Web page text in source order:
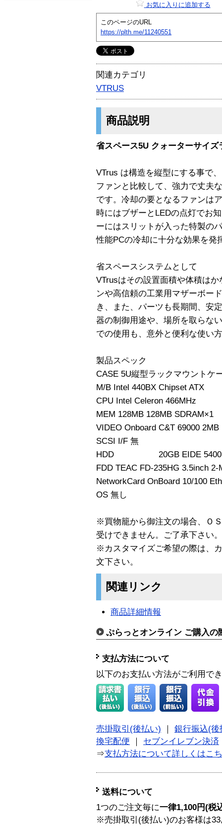
お気に入りに追加する
このページのURL
https://plth.me/11240551
関連カテゴリ
VTRUS
商品説明
省スペース5U クォーターサイ
VTrus は構造を縦型にする事で
ファンと比較して、強力で丈夫
です。冷却の要となるファンは
時にはブザーとLEDの点灯でお
ーにはスリットが入った特製の
性能PCの冷却に十分な効果を発
省スペースシステムとして
VTrusはその設置面積や体積は
ンや高信頼の工業用マザーボー
き、また、パーツも長期間、安
器の制御用途や、場所を取らな
での使用も、意外と便利な使い
製品スペック
CASE 5U縦型ラックマウントケ
M/B Intel 440BX Chipset ATX
CPU Intel Celeron 466MHz
MEM 128MB 128MB SDRAM×1
VIDEO Onboard C&T 69000 2MB
SCSI I/F 無
HDD 20GB EIDE
FDD TEAC FD-235HG 3.5inch 2-
NetworkCard OnBoard 10/100
OS 無し
※買物籠から御注文の場合、Ｏ
受けできません。ご了承下さい。
※カスタマイズご希望の際は、
文下さい。
関連リンク
商品詳細情報
ぷらっとオンライン ご購入の
支払方法について
以下のお支払い方法がご利用で
売掛取引(後払い)
銀行振込(後
換宅配便
セブンイレブン決済
⇒支払方法について詳しくはこ
送料について
1つのご注文毎に一律1,100円(税
※売掛取引(後払い)のお客様は